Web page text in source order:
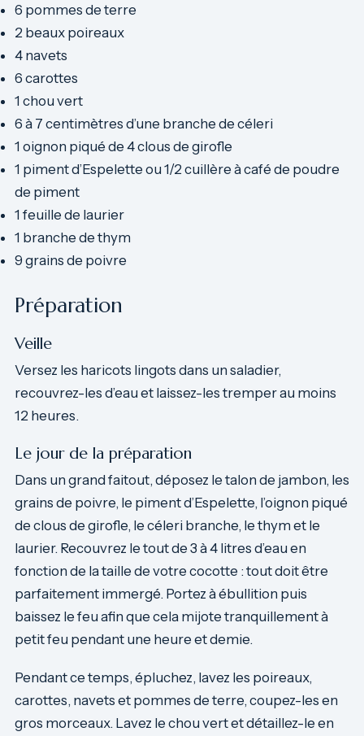
6 pommes de terre
2 beaux poireaux
4 navets
6 carottes
1 chou vert
6 à 7 centimètres d’une branche de céleri
1 oignon piqué de 4 clous de girofle
1 piment d’Espelette ou 1/2 cuillère à café de poudre
de piment
1 feuille de laurier
1 branche de thym
9 grains de poivre
Préparation
Veille
Versez les haricots lingots dans un saladier,
recouvrez-les d’eau et laissez-les tremper au moins
12 heures.
Le jour de la préparation
Dans un grand faitout, déposez le talon de jambon, les
grains de poivre, le piment d’Espelette, l’oignon piqué
de clous de girofle, le céleri branche, le thym et le
laurier. Recouvrez le tout de 3 à 4 litres d’eau en
fonction de la taille de votre cocotte : tout doit être
parfaitement immergé. Portez à ébullition puis
baissez le feu afin que cela mijote tranquillement à
petit feu pendant une heure et demie.
Pendant ce temps, épluchez, lavez les poireaux,
carottes, navets et pommes de terre, coupez-les en
gros morceaux. Lavez le chou vert et détaillez-le en